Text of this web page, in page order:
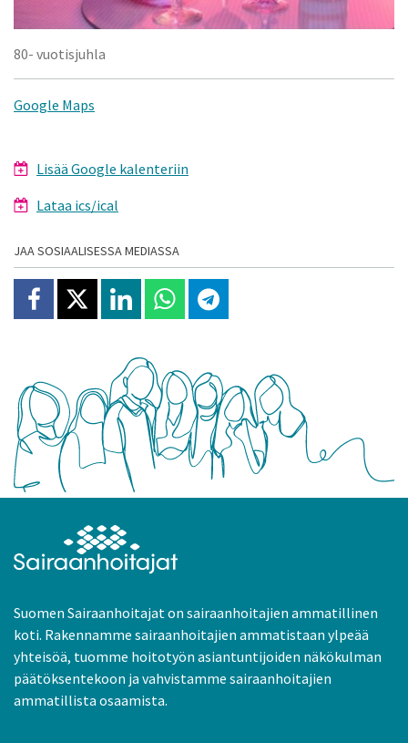
80- vuotisjuhla
Google Maps
Lisää Google kalenteriin
Lataa ics/ical
JAA SOSIAALISESSA MEDIASSA
Jaa Facebookissa
Jaa X:ssäJaa Linkedinissä
Jaa Whatsappissa
Jaa Telegramissa
Suomen Sairaanhoitajat on sairaanhoitajien ammatillinen
koti. Rakennamme sairaanhoitajien ammatistaan ylpeää
yhteisöä, tuomme hoitotyön asiantuntijoiden näkökulman
päätöksentekoon ja vahvistamme sairaanhoitajien
ammatillista osaamista.